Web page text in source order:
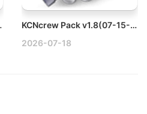
破解版下载
KCNcrew Pack v1.8(07-15-26) Mac序列号、激活码分享工具
2026-07-18